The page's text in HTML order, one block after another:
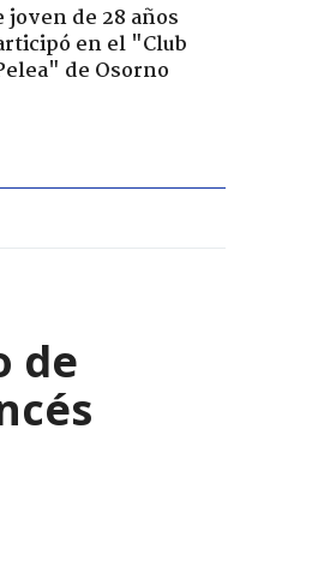
joven de 28 años
en el "Club
de Osorno
de